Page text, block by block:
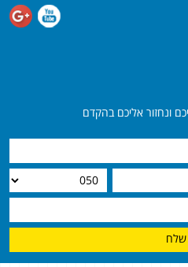
ונחזור אליכם בהקדם
שלח